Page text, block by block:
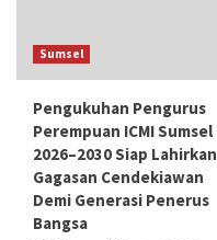
Sumsel
Pengukuhan Pengurus
Perempuan ICMI Sumsel
2026–2030 Siap Lahirkan
Gagasan Cendekiawan
Demi Generasi Penerus
Bangsa